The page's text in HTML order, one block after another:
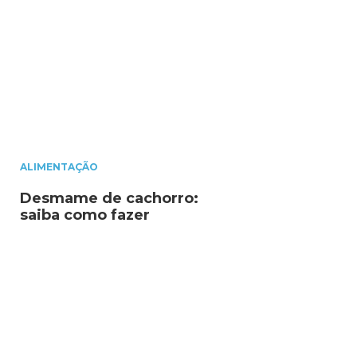
ALIMENTAÇÃO
Desmame de cachorro:
saiba como fazer